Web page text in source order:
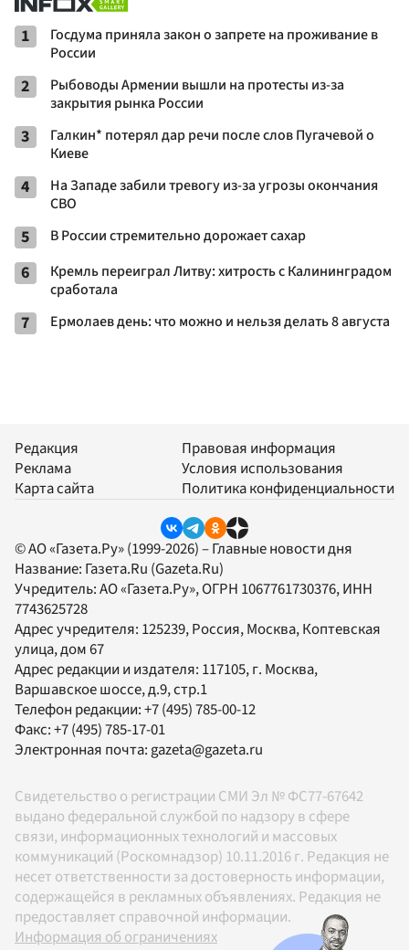
1
Госдума приняла закон о запрете на проживание в
России
2
Рыбоводы Армении вышли на протесты из-за
закрытия рынка России
3
Галкин* потерял дар речи после слов Пугачевой о
Киеве
4
На Западе забили тревогу из-за угрозы окончания
СВО
5 В России стремительно дорожает сахар
6
Кремль переиграл Литву: хитрость с Калининградом
сработала
7 Ермолаев день: что можно и нельзя делать 8 августа
Редакция
Реклама
Карта сайта
Правовая информация
Условия использования
Политика конфиденциальности
© АО «Газета.Ру» (1999-2026) – Главные новости дня
Название: Газета.Ru (Gazeta.Ru)
Учредитель:АО «Газета.Ру», ОГРН 1067761730376, ИНН
7743625728
Адрес учредителя: 125239, Россия, Москва, Коптевская
улица, дом 67
Адрес редакции и издателя: 117105, г. Москва,
Варшавское шоссе, д.9, стр.1
Телефон редакции:+7 (495) 785-00-12
Факс:+7 (495) 785-17-01
Электронная почта:gazeta@gazeta.ru
Свидетельство о регистрации СМИ Эл № ФС77-67642
выдано федеральной службой по надзору в сфере
связи, информационных технологий и массовых
коммуникаций (Роскомнадзор) 10.11.2016 г. Редакция не
несет ответственности за достоверность информации,
содержащейся в рекламных объявлениях. Редакция не
предоставляет справочной информации.
Информация об ограничениях